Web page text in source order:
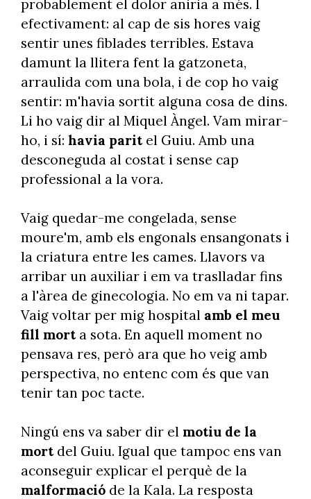
probablement el dolor aniria a més. I
efectivament: al cap de sis hores vaig
sentir unes fiblades terribles. Estava
damunt la llitera fent la gatzoneta,
arraulida com una bola, i de cop ho vaig
sentir: m'havia sortit alguna cosa de dins.
Li ho vaig dir al Miquel Àngel. Vam mirar-
ho, i sí:havia paritel Guiu. Amb una
desconeguda al costat i sense cap
professional a la vora.
Vaig quedar-me congelada, sense
moure'm, amb els engonals ensangonats i
la criatura entre les cames. Llavors va
arribar un auxiliar i em va traslladar fins
a l'àrea de ginecologia. No em va ni tapar.
Vaig voltar per mig hospital amb el meu
fill morta sota. En aquell moment no
pensava res, però ara que ho veig amb
perspectiva, no entenc com és que van
tenir tan poc tacte.
Ningú ens va saber dir el motiu de la
mortdel Guiu. Igual que tampoc ens van
aconseguir explicar el perquè de la
malformació de la Kala. La resposta